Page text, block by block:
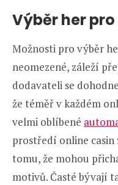
Výběr her
Možnosti pro výběr
neomezené, záleží
dodavateli se
že téměř v každém
velmi oblíbené
prostředí online
tomu, že mohou
motivů. Časté bývají